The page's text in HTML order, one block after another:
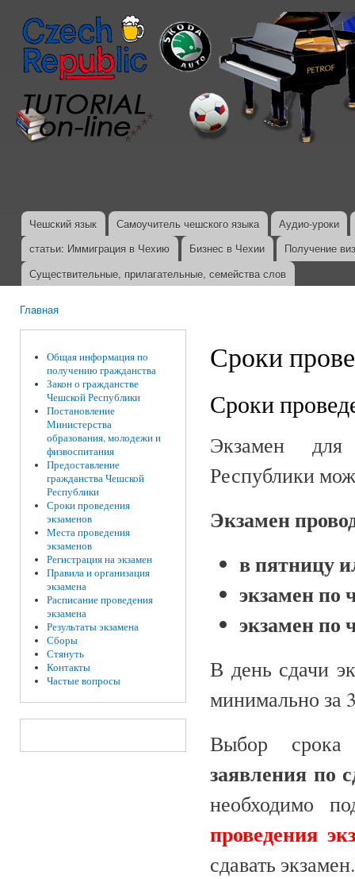
Главное меню
Чешский язык Самоучитель чешского языка
Аудио-уроки
статьи: Иммиграция в Чехию
Бизнес в Чехии
Получение
Существительные, прилагательные, семейства слов
Главная
Общая информация по
получению гражданства
Закон о гражданстве
Чешской Республики
Постановление
Министерства
образования, молодежи и
физвоспитания
Предоставление
гражданства Чешской
Республики
Сроки проведения
экзаменов
Места проведения
экзаменов
Регистрация на экзамен
Правила и организация
экзамена
Расписание проведения
экзамена
Результаты экзамена
Сборы
Стянуть
Контакты
Частые вопросы
Сроки
Сроки
Экзамен для
Республики
Экзамен
в пятницу
экзамен
экзамен
В день сдачи
минимально за
Выбор срока
заявления по
необходимо
проведения
сдавать экзамен.